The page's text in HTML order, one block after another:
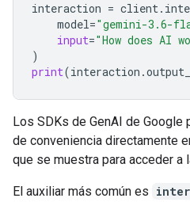
interaction = client.
model="gemini-3.6-
input="How does AI
)
print(interaction .
Los SDKs de GenAI de
de conveniencia directamente
que se muestra para acceder a
El auxiliar más común es